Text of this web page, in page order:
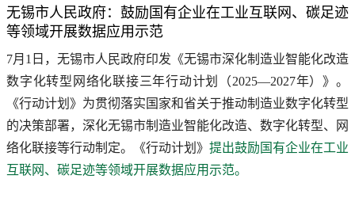
无锡市人民政府：鼓励国有企业在工业互联网、碳足迹
等领域开展数据应用示范
7月1日，无锡市人民政府印发《无锡市深化制造业智能化改造
数字化转型网络化联接三年行动计划（2025—2027年）》。
《行动计划》为贯彻落实国家和省关于推动制造业数字化转型
的决策部署，深化无锡市制造业智能化改造、数字化转型、网
络化联接等行动制定。《行动计划》 提出鼓励国有企业在工业
互联网、碳足迹等领域开展数据应用示范。